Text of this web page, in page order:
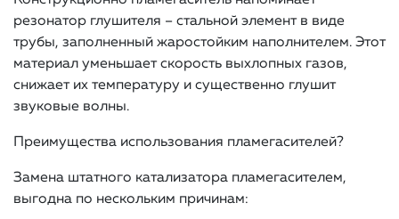
резонатор глушителя – стальной элемент в виде
трубы, заполненный жаростойким наполнителем. Этот
материал уменьшает скорость выхлопных газов,
снижает их температуру и существенно глушит
звуковые волны.
Преимущества использования пламегасителей?
Замена штатного катализатора пламегасителем,
выгодна по нескольким причинам: